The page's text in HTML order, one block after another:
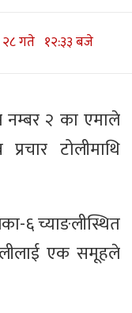
२८ गते १२:३३ बजे
नम्बर २ का एमाले
टोलीमाथि
६ च्याङलीस्थित
एक समूहले